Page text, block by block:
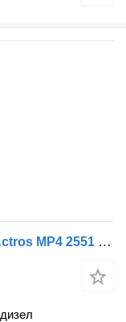
Клапан за въздух Mercedes-Benz Actros MP4 2551 (01.13-) 4800030300 за влекач Mercedes-Benz Actros MP4 Antos Arocs (2012-)
дизел